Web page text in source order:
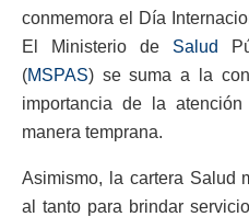
conmemora el Día
El Ministerio de Salud
(MSPAS) se suma a la
importancia de la
manera temprana.
Asimismo, la cartera Salud
al tanto para brindar